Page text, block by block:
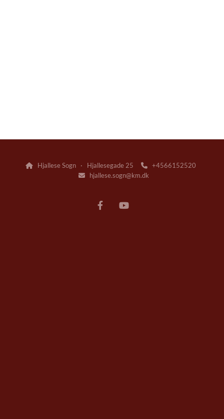
Hjallese Sogn · Hjallesegade 25 +4566152520
hjallese.sogn@km.dk